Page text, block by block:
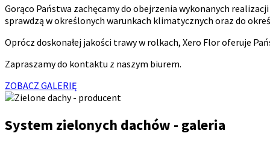
Gorąco Państwa zachęcamy do obejrzenia wykonanych
sprawdzą w określonych warunkach klimatycznych oraz do
Oprócz doskonałej jakości trawy w rolkach, Xero Flor oferuje
Zapraszamy do kontaktu z naszym biurem.
ZOBACZ GALERIĘ
System zielonych dachów - galeria